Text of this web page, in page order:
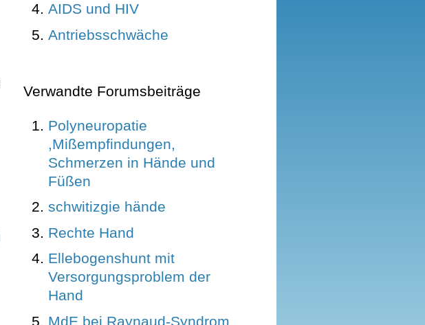
AIDS und HIV
Antriebsschwäche
Verwandte Forumsbeiträge
Polyneuropatie
,Mißempfindungen,
Schmerzen in Hände und
Füßen
schwitizgie hände
Rechte Hand
Ellebogenshunt mit
Versorgungsproblem der
Hand
MdE bei Raynaud-Syndrom